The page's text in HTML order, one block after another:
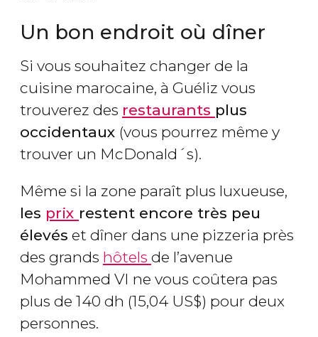
Un bon endroit où dîner
Si vous souhaitez changer de la
cuisine marocaine, à Guéliz vous
trouverez des restaurants plus
occidentaux (vous pourrez même y
trouver un McDonald´s).
Même si la zone paraît plus luxueuse,
les prix restent encore très peu
élevés et dîner dans une pizzeria près
des grands hôtels de l’avenue
Mohammed VI ne vous coûtera pas
plus de 140 dh (15,04 US$) pour deux
personnes.